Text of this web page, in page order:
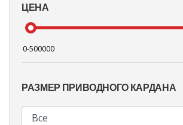
ЦЕНА
РАЗМЕР ПРИВОДНОГО КАРДАНА